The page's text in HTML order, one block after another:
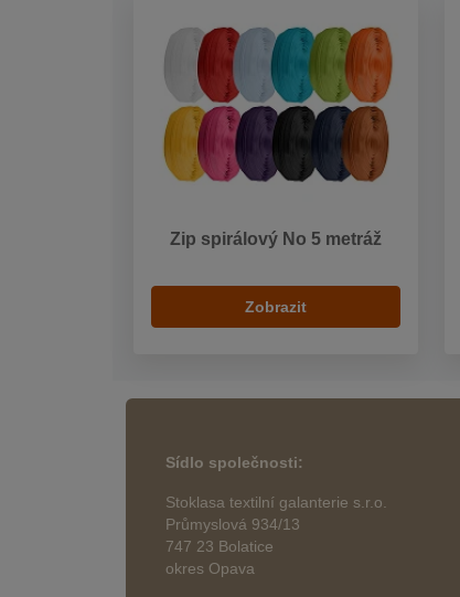
Zip spirálový No 5 metráž
Zobrazit
Sídlo společnosti:
Stoklasa textilní galanterie s.r.o.
Průmyslová 934/13
747 23 Bolatice
okres Opava